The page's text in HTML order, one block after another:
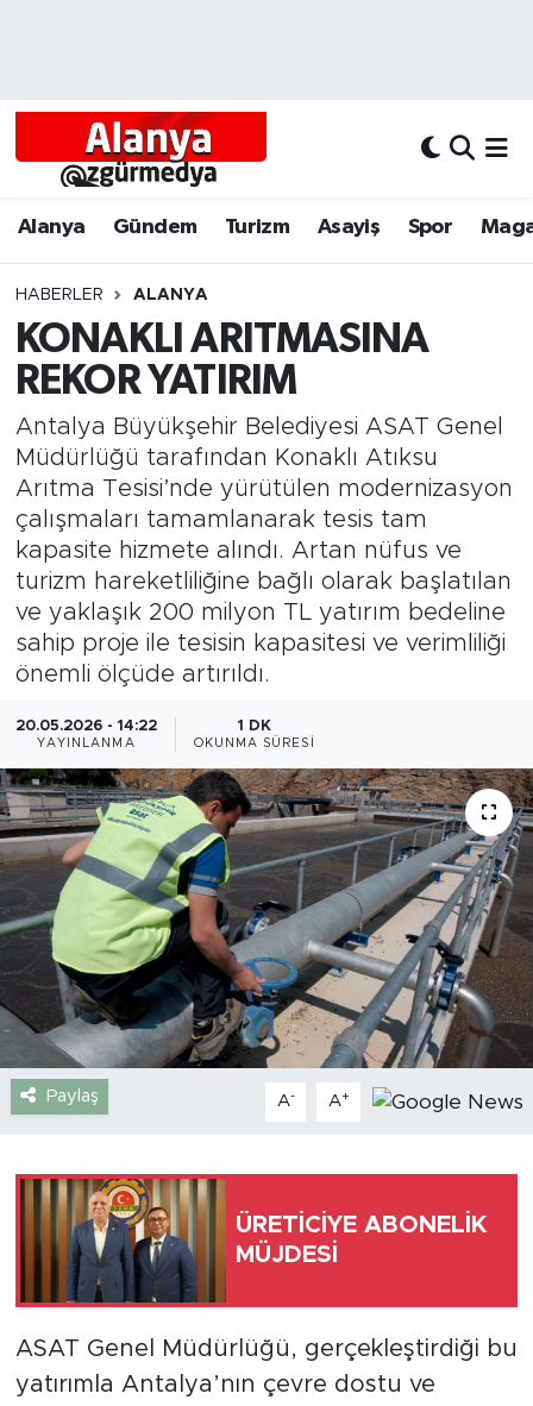
Alanya Gündem Turizm Asayiş Spor
HABERLER ALANYA
KONAKLI ARITMASINA
REKOR YATIRIM
Antalya Büyükşehir Belediyesi ASAT Genel
Müdürlüğü tarafından Konaklı Atıksu
Arıtma Tesisi’nde yürütülen modernizasyon
çalışmaları tamamlanarak tesis tam
kapasite hizmete alındı. Artan nüfus ve
turizm hareketliliğine bağlı olarak başlatılan
ve yaklaşık 200 milyon TL yatırım bedeline
sahip proje ile tesisin kapasitesi ve verimliliği
önemli ölçüde artırıldı.
20.05.2026 - 14:22
YAYINLANMA
1 DK
OKUNMA SÜRESI
Paylaş A- A+
ÜRETİCİYE ABONELİK
MÜJDESİ
ASAT Genel Müdürlüğü, gerçekleştirdiği bu
yatırımla Antalya’nın çevre dostu ve
Alanyum
Bölgesel
Dünya
Eğitim
Ekonomi
Gazipaşa
Güncel
İnşaat-Emlak
Kültür-Sanat
Sağlık
Siyaset
Spor
Turizm
Türkiye
Yaşam
Yerel
Alanya Hava Durumu
Tüm Manşetler
Son Dakika Haberleri
Haber Arşivi